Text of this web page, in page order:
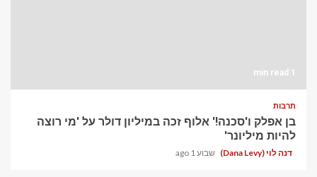
1 min read
תרבות
בן אפלק ו'סכנה!' אלוף זכה במיליון דולר על 'מי רוצה
להיות מיליונר'
דנה לוי (Dana Levy) שבוע 1 ago